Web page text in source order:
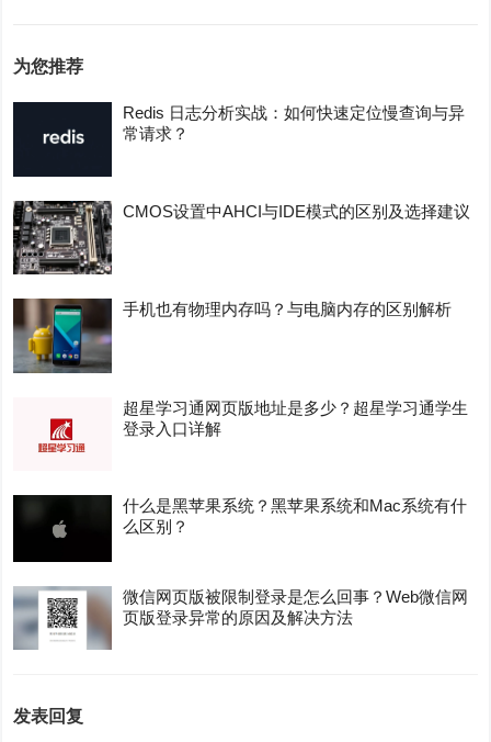
为您推荐
Redis 日志分析实战：如何快速定位慢查询与异
常请求？
CMOS设置中AHCI与IDE模式的区别及选择建议
手机也有物理内存吗？与电脑内存的区别解析
超星学习通网页版地址是多少？超星学习通学生
登录入口详解
什么是黑苹果系统？黑苹果系统和Mac系统有什
么区别？
微信网页版被限制登录是怎么回事？Web微信网
页版登录异常的原因及解决方法
发表回复